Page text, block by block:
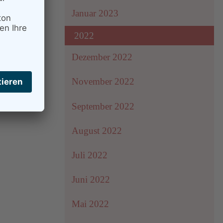
Januar 2023
2022
Dezember 2022
November 2022
September 2022
August 2022
Juli 2022
Juni 2022
Mai 2022